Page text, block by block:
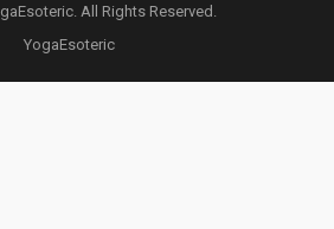
All Rights Reserved.
YogaEsoteric